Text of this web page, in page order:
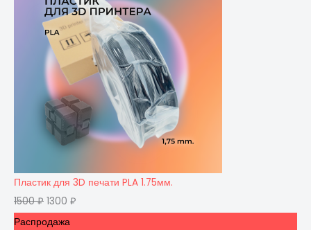
Пластик для 3D печати PLA 1.75мм.
1500₽ 1300 ₽
Распродажа